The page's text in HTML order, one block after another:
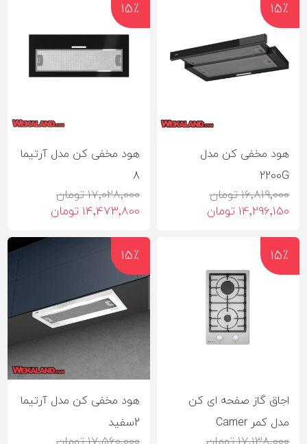
15٪
هود مخفی کن مدل
2200G
16٬819٬000 تومان
14٬296٬150 تومان
15٪
هود مخفی کن مدل آرتیما
8
17٬028٬000 تومان
14٬473٬800 تومان
15٪
اجاق گاز صفحه ای کن
مدل کمر Camer
15٪
هود مخفی کن مدل آرتیما
2سفید